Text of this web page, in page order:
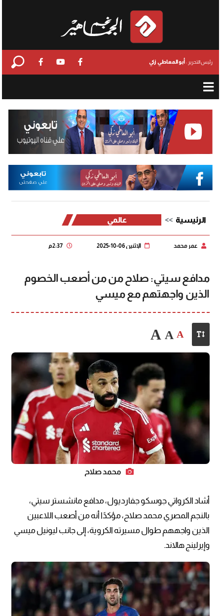
رئيس التحرير : أبو المعاطي زكي
الرئيسية عالمي
عمر محمد الإثنين 06-10-2025 2:37 م
مدافع سيتي: صلاح من من أصعب الخصوم
الذين واجهتهم مع ميسي
A
A
A
محمد صلاح
أشاد الكرواتي جوسكو جفارديول، مدافع مانشستر سيتي،
بالنجم المصري محمد صلاح، مؤكدًا أنه من أصعب اللاعبين
الذين واجههم طوال مسيرته الكروية، إلى جانب ليونيل ميسي
وإيرلينج هالاند.